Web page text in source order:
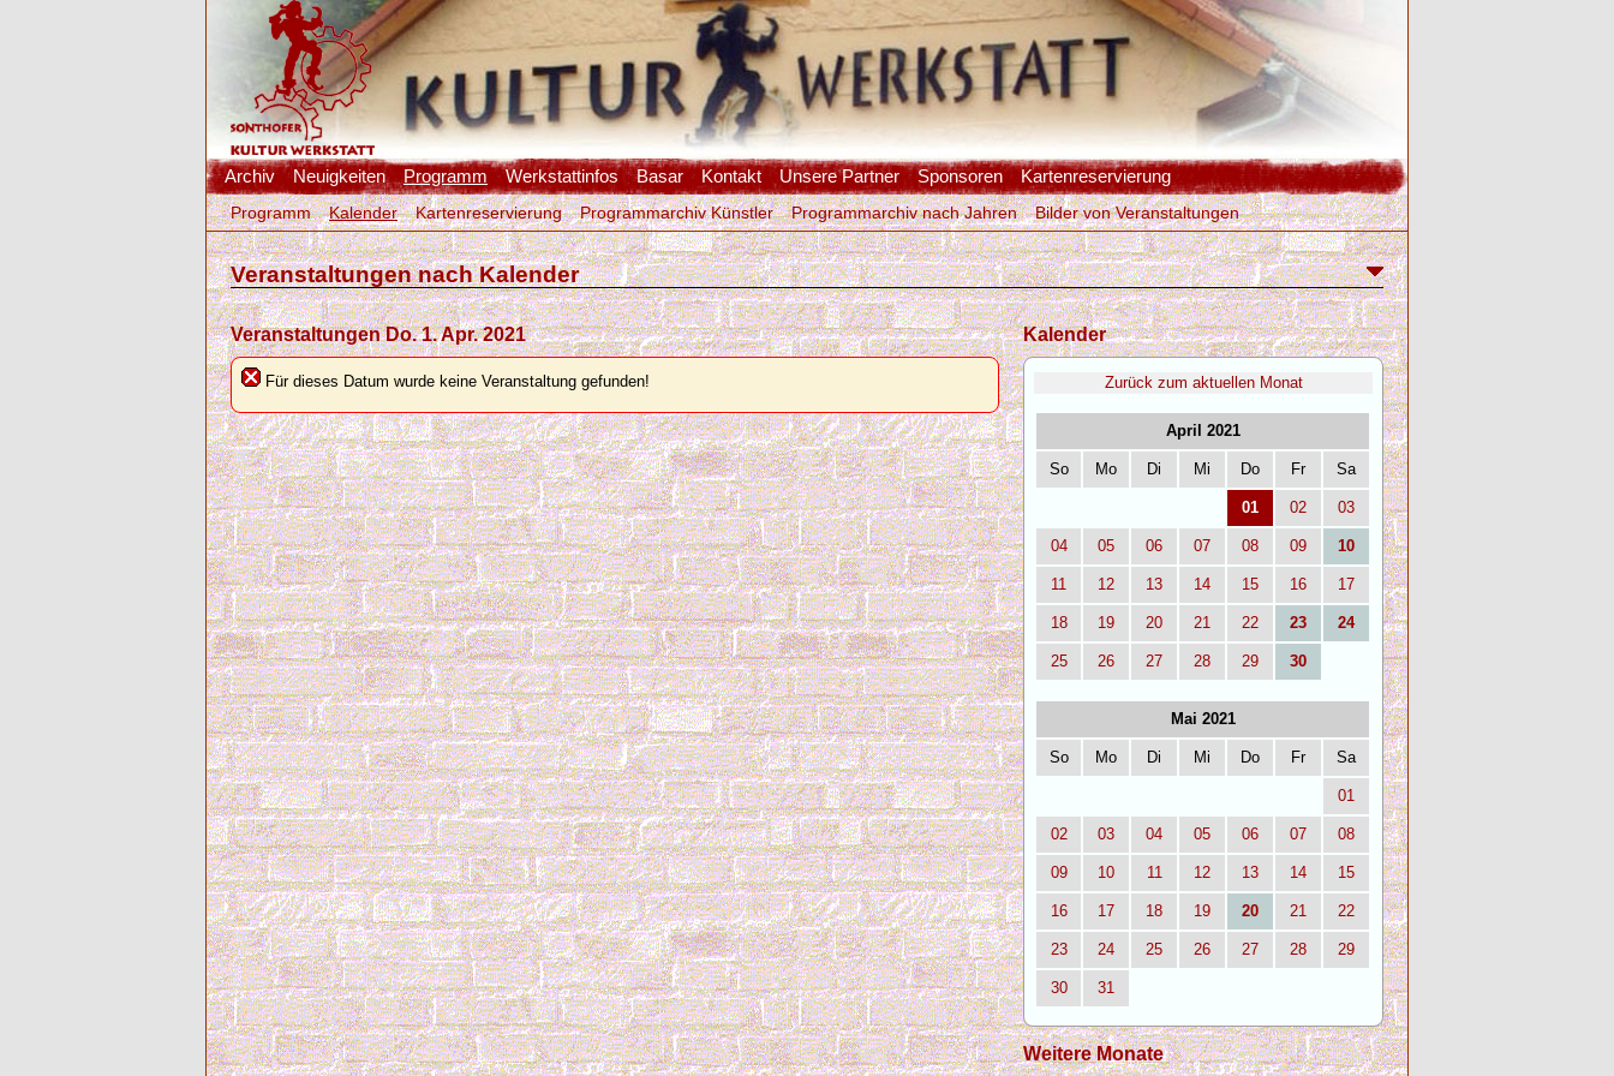
Archiv Neuigkeiten Programm Werkstattinfos Basar Kontakt Unsere Partner Sponsoren Kartenreservierung
Programm Kalender Kartenreservierung Programmarchiv Künstler Programmarchiv nach Jahren Bilder von Veranstaltungen
Veranstaltungen nach Kalender
Veranstaltungen Do. 1. Apr. 2021
Für dieses Datum wurde keine Veranstaltung gefunden!
Kalender
Zurück zum aktuellen Monat
April 2021
So Mo Di Mi Do Fr Sa
01 02 03
04 05 06 07 08 09 10
11 12 13 14 15 16 17
18 19 20 21 22 23 24
25 26 27 28 29 30
Mai 2021
So Mo Di Mi Do Fr Sa
01
02 03 04 05 06 07 08
09 10 11 12 13 14 15
16 17 18 19 20 21 22
23 24 25 26 27 28 29
30 31
Weitere Monate